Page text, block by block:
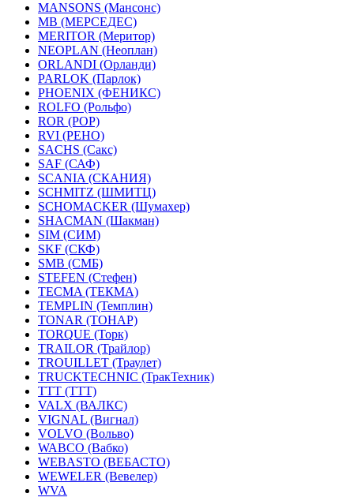
MANSONS (Мансонс)
MB (МЕРСЕДЕС)
MERITOR (Меритор)
NEOPLAN (Неоплан)
ORLANDI (Орланди)
PARLOK (Парлок)
PHOENIX (ФЕНИКС)
ROLFO (Рольфо)
ROR (РОР)
RVI (РЕНО)
SACHS (Сакс)
SAF (САФ)
SCANIA (СКАНИЯ)
SCHMITZ (ШМИТЦ)
SCHOMACKER (Шумахер)
SHACMAN (Шакман)
SIM (СИМ)
SKF (СКФ)
SMB (СМБ)
STEFEN (Стефен)
TECMA (ТЕКМА)
TEMPLIN (Темплин)
TONAR (ТОНАР)
TORQUE (Торк)
TRAILOR (Трайлор)
TROUILLET (Траулет)
TRUCKTECHNIC (ТракТехник)
TTT (ТТТ)
VALX (ВАЛКС)
VIGNAL (Вигнал)
VOLVO (Вольво)
WABCO (Вабко)
WEBASTO (ВЕБАСТО)
WEWELER (Вевелер)
WVA